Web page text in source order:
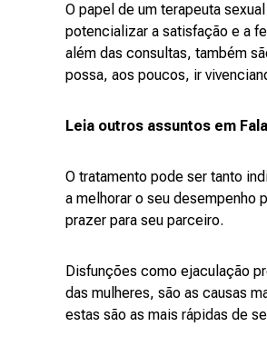
O papel de um terapeuta
potencializar a satisfação e a
além das consultas, também
possa, aos poucos, ir
Leia outros assuntos em
O tratamento pode ser tanto
a melhorar o seu desempenho
prazer para seu parceiro.
Disfunções como ejaculação
das mulheres, são as causas
estas são as mais rápidas de